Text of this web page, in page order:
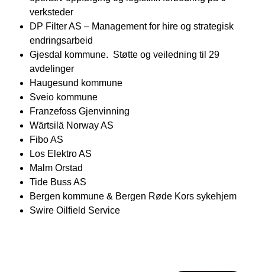
verksteder
DP Filter AS – Management for hire og strategisk
endringsarbeid
Gjesdal kommune. Støtte og veiledning til 29
avdelinger
Haugesund kommune
Sveio kommune
Franzefoss Gjenvinning
Wärtsilä Norway AS
Fibo AS
Los Elektro AS
Malm Orstad
Tide Buss AS
Bergen kommune & Bergen Røde Kors sykehjem
Swire Oilfield Service